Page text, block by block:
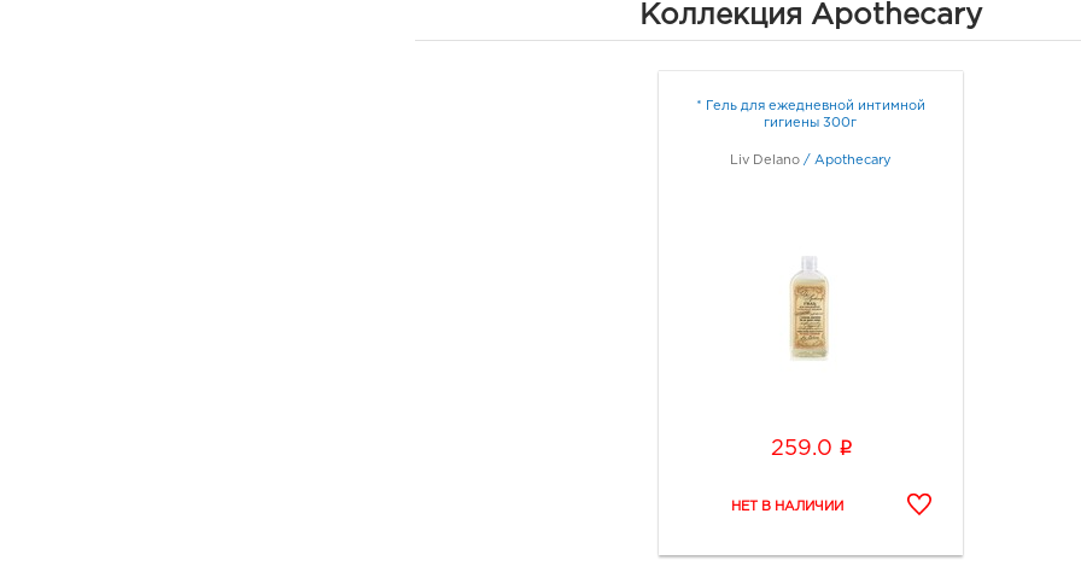
Коллекция Apothecary
* Гель для ежедневной интимной
гигиены 300г
Liv Delano / Apothecary
259.0 i